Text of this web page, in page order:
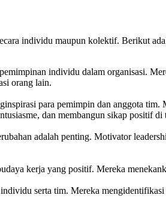
individu maupun kolektif. Berikut
individu dalam organisasi.
orang lain.
para pemimpin dan anggota
dan membangun sikap positif di
adalah penting. Motivator
kerja yang positif. Mereka
serta tim. Mereka